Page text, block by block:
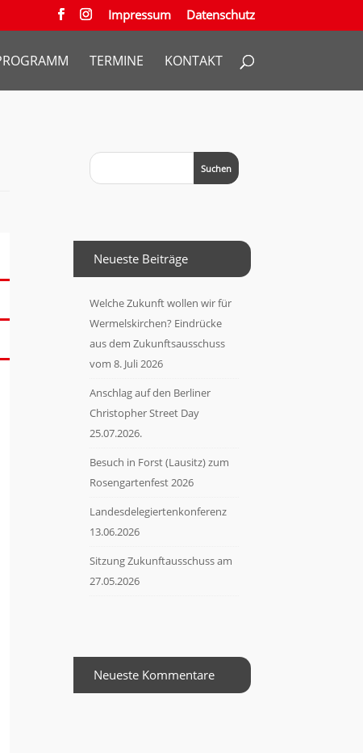
Impressum Datenschutz
TERMINE KONTAKT
Neueste Beiträge
Welche Zukunft wollen wir für
Wermelskirchen? Eindrücke
aus dem Zukunftsausschuss
vom 8. Juli 2026
Anschlag auf den Berliner
Christopher Street Day
25.07.2026.
Besuch in Forst (Lausitz) zum
Rosengartenfest 2026
Landesdelegiertenkonferenz
13.06.2026
Sitzung Zukunftausschuss am
27.05.2026
Neueste Kommentare